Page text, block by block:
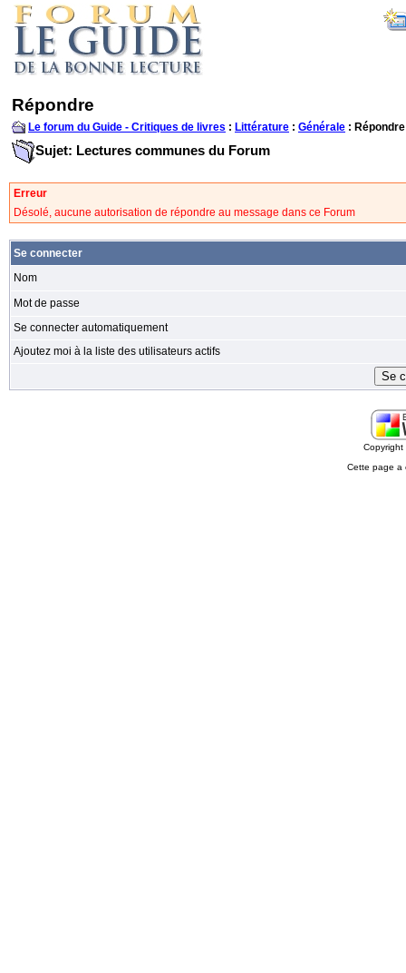
Répondre
Le forum du Guide - Critiques de livres : Littérature : Générale : Répondre
Sujet: Lectures communes du Forum
Erreur
Désolé, aucune autorisation de répondre au message dans ce Forum
Se connecter
Nom
Mot de passe
Se connecter automatiquement
Ajoutez moi à la liste des utilisateurs actifs
Cette page a